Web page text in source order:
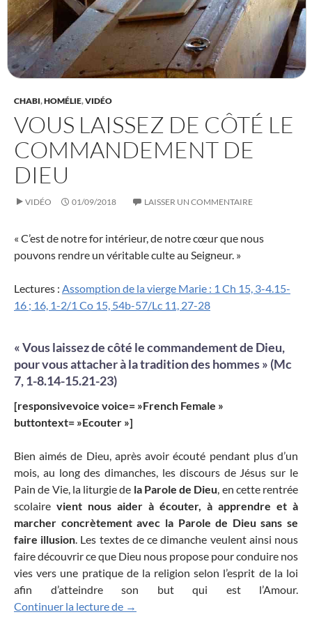
CHABI,HOMÉLIE,VIDÉO
VOUS LAISSEZ DE CÔTÉ LE
COMMANDEMENT DE
DIEU
VIDÉO 01/09/2018 LAISSER UN COMMENTAIRE
« C’est de notre for intérieur, de notre cœur que nous
pouvons rendre un véritable culte au Seigneur. »
Lectures : Assomption de la vierge Marie : 1 Ch 15, 3-4.15-
16 ; 16, 1-2/1 Co 15, 54b-57/Lc 11, 27-28
« Vous laissez de côté le commandement de Dieu,
pour vous attacher à la tradition des hommes » (Mc
7, 1-8.14-15.21-23)
[responsivevoice voice= »French Female »
buttontext= »Ecouter »]
Bien aimés de Dieu, après avoir écouté pendant plus d’un
mois, au long des dimanches, les discours de Jésus sur le
Pain de Vie, la liturgie de la Parole de Dieu , en cette rentrée
scolaire vient nous aider à écouter, à apprendre et à
marcher concrètement avec la Parole de Dieu sans se
faire illusion . Les textes de ce dimanche veulent ainsi nous
faire découvrir ce que Dieu nous propose pour conduire nos
vies vers une pratique de la religion selon l’esprit de la loi
afin d’atteindre son but qui est l’Amour.
Continuer la lecture de
Vous laissez de côté le
→